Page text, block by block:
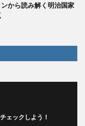
から読み解く明治国家
ェックしよう！